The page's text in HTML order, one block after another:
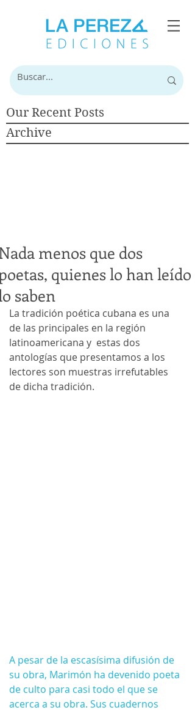
Our Recent Posts
Archive
menos que dos
quienes lo han leído
saben
La tradición poética cubana es una
de las principales en la región
latinoamericana y  estas dos
antologías que presentamos a los
lectores son muestras irrefutables
de dicha tradición.
A pesar de la escasísima difusión de
su obra, Marimón ha devenido poeta
de culto para casi todo el que se
acerca a su obra. Sus cuadernos